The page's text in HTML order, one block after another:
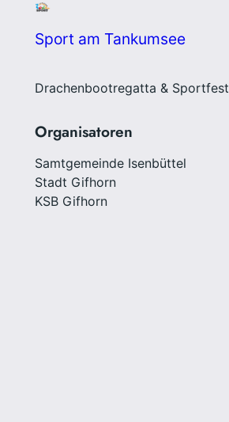
Sport am Tankumsee
Drachenbootregatta & Sportfest
Organisatoren
Samtgemeinde Isenbüttel
Stadt Gifhorn
KSB Gifhorn